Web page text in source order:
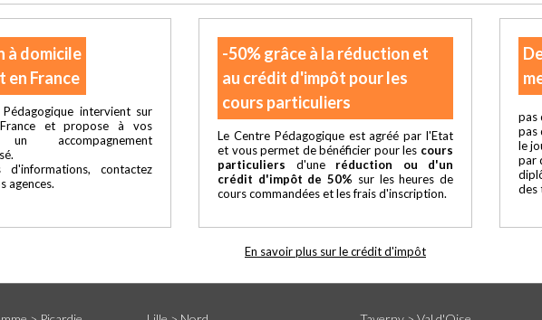
à domicile
en France
intervient sur
et propose à vos
accompagnement
d'informations, contactez
agences.
-50% grâce à la réduction et
au crédit d'impôt pour les
cours particuliers
Le Centre Pédagogique est agréé par l'Etat
et vous permet de bénéficier pour les cours
particuliers d'une réduction ou d'un
crédit d'impôt de 50% sur les heures de
cours commandées et les frais d'inscription.
En savoir plus sur le crédit d'impôt
pas
pas
le
par
des